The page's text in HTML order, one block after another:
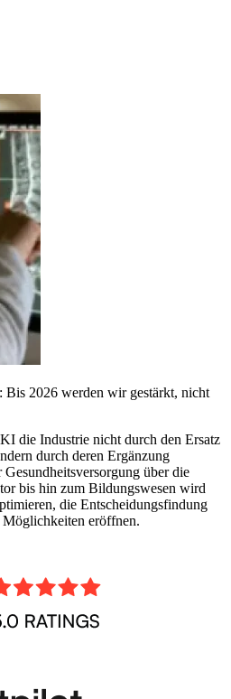
2026 werden wir gestärkt, nicht
die Industrie nicht durch den Ersatz
durch deren Ergänzung
über die
bis hin zum Bildungswesen wird
die Entscheidungsfindung
Möglichkeiten eröffnen.